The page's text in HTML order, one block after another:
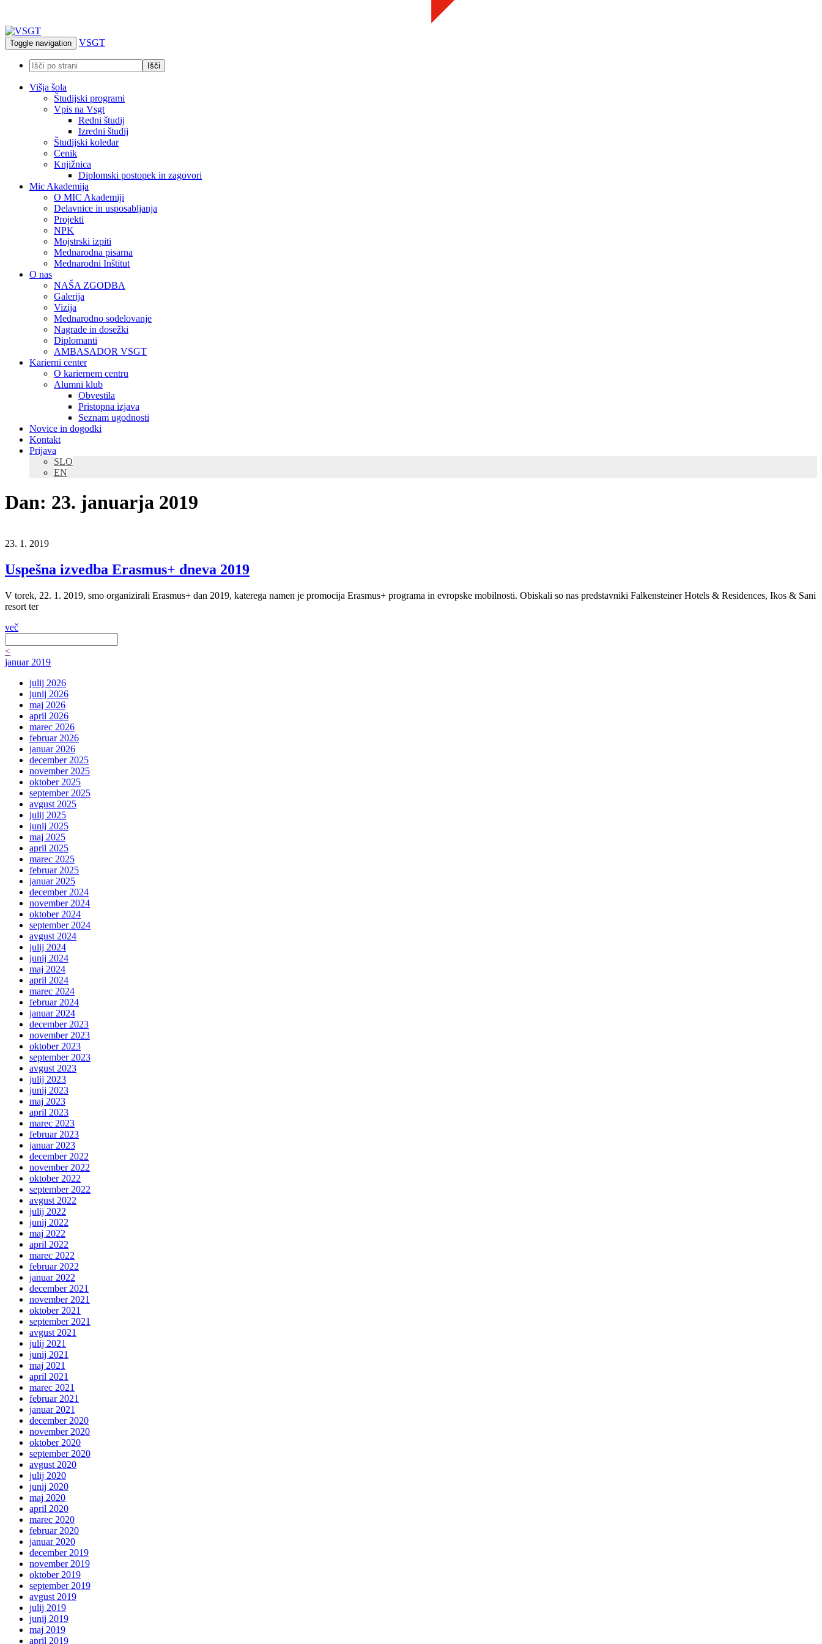
Toggle navigation VSGT
Višja šola
Študijski programi
Vpis na Vsgt
Redni študij
Izredni študij
Študijski koledar
Cenik
Knjižnica
Diplomski postopek in zagovori
Mic Akademija
O MIC Akademiji
Delavnice in usposabljanja
Projekti
NPK
Mojstrski izpiti
Mednarodna pisarna
Mednarodni Inštitut
O nas
NAŠA ZGODBA
Galerija
Vizija
Mednarodno sodelovanje
Nagrade in dosežki
Diplomanti
AMBASADOR VSGT
Karierni center
O kariernem centru
Alumni klub
Obvestila
Pristopna izjava
Seznam ugodnosti
Novice in dogodki
Kontakt
Prijava
SLO
EN
Dan: 23. januarja 2019
23. 1. 2019
Uspešna izvedba Erasmus+ dneva 2019
V torek, 22. 1. 2019, smo organizirali Erasmus+ dan 2019, katerega namen je promocija Erasmus+ programa in evropske mobilnosti. Obiskali so nas predstavniki Falkensteiner Hotels & Residences, Ikos & Sani
resort ter
več
<
januar 2019
julij 2026
junij 2026
maj 2026
april 2026
marec 2026
februar 2026
januar 2026
december 2025
november 2025
oktober 2025
september 2025
avgust 2025
julij 2025
junij 2025
maj 2025
april 2025
marec 2025
februar 2025
januar 2025
december 2024
november 2024
oktober 2024
september 2024
avgust 2024
julij 2024
junij 2024
maj 2024
april 2024
marec 2024
februar 2024
januar 2024
december 2023
november 2023
oktober 2023
september 2023
avgust 2023
julij 2023
junij 2023
maj 2023
april 2023
marec 2023
februar 2023
januar 2023
december 2022
november 2022
oktober 2022
september 2022
avgust 2022
julij 2022
junij 2022
maj 2022
april 2022
marec 2022
februar 2022
januar 2022
december 2021
november 2021
oktober 2021
september 2021
avgust 2021
julij 2021
junij 2021
maj 2021
april 2021
marec 2021
februar 2021
januar 2021
december 2020
november 2020
oktober 2020
september 2020
avgust 2020
julij 2020
junij 2020
maj 2020
april 2020
marec 2020
februar 2020
januar 2020
december 2019
november 2019
oktober 2019
september 2019
avgust 2019
julij 2019
junij 2019
maj 2019
april 2019